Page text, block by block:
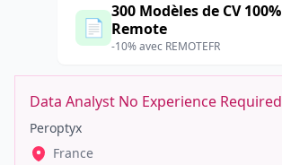
📄
300 Modèles de CV 100%
Remote
-10% avec REMOTEFR
Data Analyst No Experience Required
Peroptyx
France